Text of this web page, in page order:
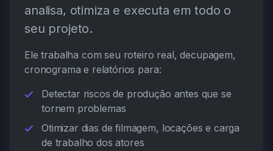
analisa, otimiza e executa em todo o
seu projeto.
Ele trabalha com seu roteiro real, decupagem,
cronograma e relatórios para:
Detectar riscos de produção antes que se
tornem problemas
Otimizar dias de filmagem, locações e carga
de trabalho dos atores